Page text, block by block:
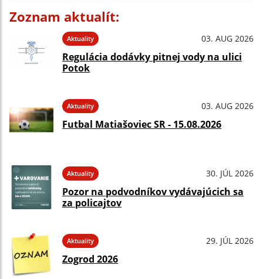
Zoznam aktualít:
Aktuality 03. AUG 2026
Regulácia dodávky pitnej vody na ulici
Potok
Aktuality 03. AUG 2026
Futbal Matiašoviec SR - 15.08.2026
Aktuality 30. JÚL 2026
Pozor na podvodníkov vydávajúcich sa
za policajtov
Aktuality 29. JÚL 2026
Zogrod 2026